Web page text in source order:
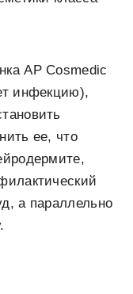
АР Cosmedic
инфекцию),
ее, что
а параллельно